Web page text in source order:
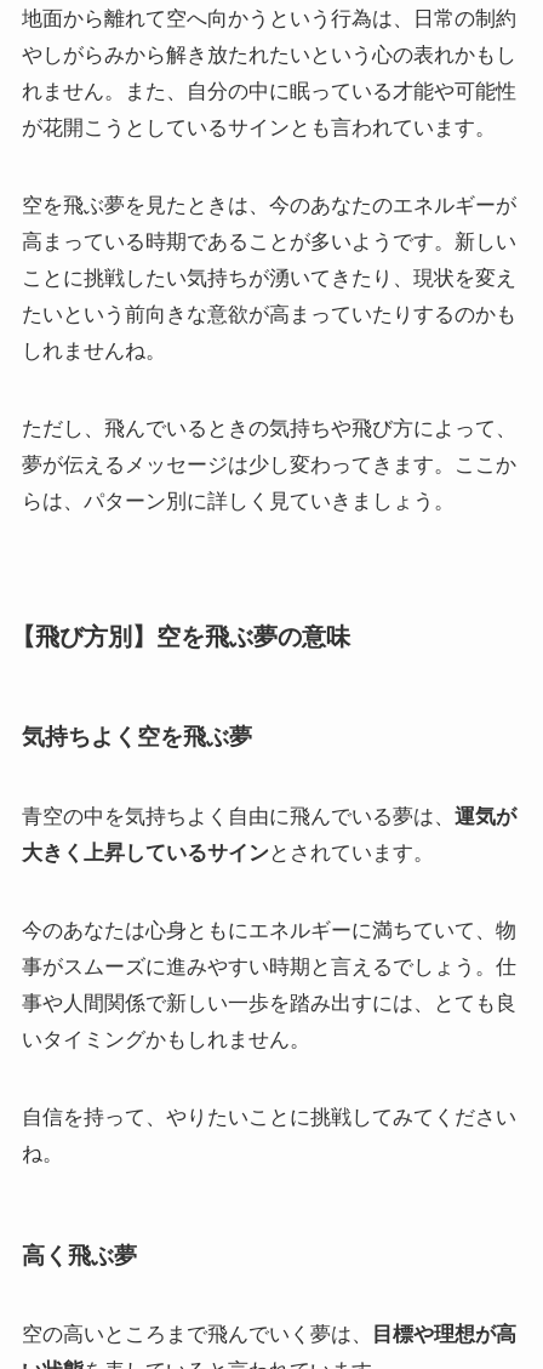
地面から離れて空へ向かうという行為は、日常の制約
やしがらみから解き放たれたいという心の表れかもし
れません。また、自分の中に眠っている才能や可能性
が花開こうとしているサインとも言われています。
空を飛ぶ夢を見たときは、今のあなたのエネルギーが
高まっている時期であることが多いようです。新しい
ことに挑戦したい気持ちが湧いてきたり、現状を変え
たいという前向きな意欲が高まっていたりするのかも
しれませんね。
ただし、飛んでいるときの気持ちや飛び方によって、
夢が伝えるメッセージは少し変わってきます。ここか
らは、パターン別に詳しく見ていきましょう。
【飛び方別】空を飛ぶ夢の意味
気持ちよく空を飛ぶ夢
青空の中を気持ちよく自由に飛んでいる夢は、 運気が
大きく上昇しているサインとされています。
今のあなたは心身ともにエネルギーに満ちていて、物
事がスムーズに進みやすい時期と言えるでしょう。仕
事や人間関係で新しい一歩を踏み出すには、とても良
いタイミングかもしれません。
自信を持って、やりたいことに挑戦してみてください
ね。
高く飛ぶ夢
空の高いところまで飛んでいく夢は、
目標や理想が高